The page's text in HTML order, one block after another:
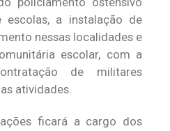
escolas, a instalação de
nessas localidades e
escolar, com a
de militares
atividades.
ficará a cargo dos